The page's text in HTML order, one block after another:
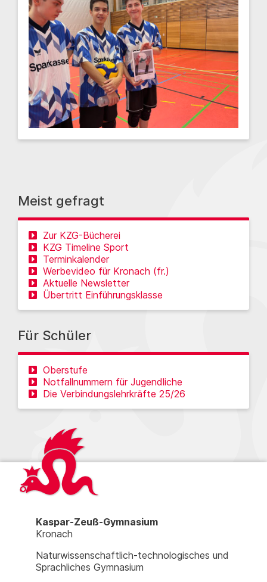
Meist gefragt
Zur KZG-Bücherei
KZG Timeline Sport
Terminkalender
Werbevideo für Kronach (fr.)
Aktuelle Newsletter
Übertritt Einführungsklasse
Für Schüler
Oberstufe
Notfallnummern für Jugendliche
Die Verbindungslehrkräfte 25/26
Kaspar-Zeuß-Gymnasium
Kronach
Naturwissenschaftlich-technologisches und
Sprachliches Gymnasium